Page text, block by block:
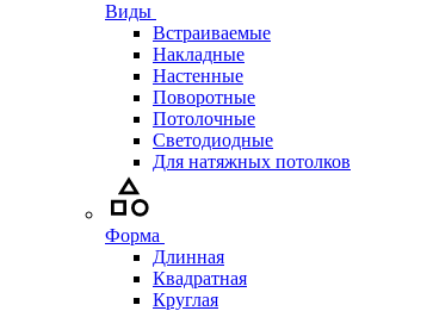
Виды
Встраиваемые
Накладные
Настенные
Поворотные
Потолочные
Светодиодные
Для натяжных потолков
Форма
Длинная
Квадратная
Круглая